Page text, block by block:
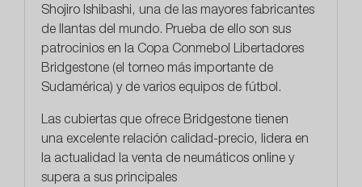
Shojiro Ishibashi, una de las mayores fabricantes
de llantas del mundo. Prueba de ello son sus
patrocinios en la Copa Conmebol Libertadores
Bridgestone (el torneo más importante de
Sudamérica) y de varios equipos de fútbol.
Las cubiertas que ofrece Bridgestone tienen
una excelente relación calidad-precio, lidera en
la actualidad la venta de neumáticos online y
supera a sus principales